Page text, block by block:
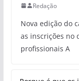
Redação
Nova edição do
as inscrições no
profissionais A